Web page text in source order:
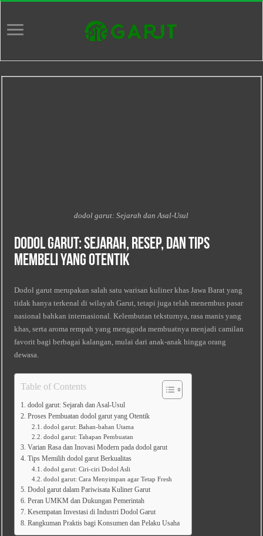
dodol garut: Sejarah dan Asal‑Usul
Dodol Garut: Sejarah, Resep, dan Tips
Membeli yang Otentik
Dodol garut merupakan salah satu warisan kuliner khas Jawa Barat yang
tidak hanya terkenal di wilayah Garut, tetapi juga telah menembus pasar
nasional bahkan internasional. Kelembutan teksturnya, rasa manis yang
khas, serta aroma rempah yang menggoda membuatnya menjadi camilan
favorit bagi berbagai kalangan, mulai dari anak-anak hingga orang
dewasa.
Table of Contents
dodol garut: Sejarah dan Asal‑Usul
Proses Pembuatan dodol garut yang Otentik
dodol garut: Bahan‑bahan Utama
dodol garut: Tahapan Pembuatan
Varian Rasa dan Inovasi Modern pada dodol garut
Tips Memilih dodol garut Berkualitas
dodol garut: Ciri‑ciri Dodol Asli
dodol garut: Cara Menyimpan agar Tetap Fresh
Dodol garut dalam Pariwisata Kuliner Garut
Peran UMKM dan Dukungan Pemerintah
Kesempatan Investasi di Industri Dodol Garut
Rangkuman Praktis bagi Konsumen dan Pelaku Usaha